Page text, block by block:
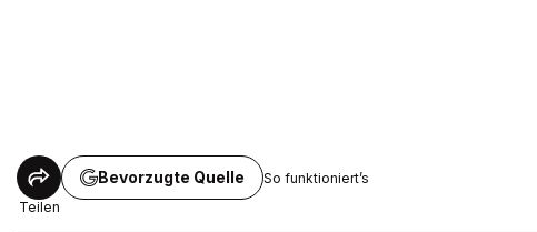
Teilen
Bevorzugte Quelle So funktioniert’s